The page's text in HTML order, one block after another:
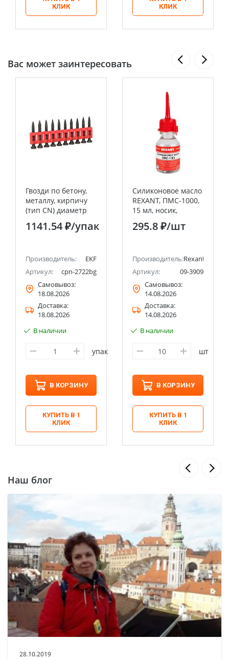
КЛИК
КЛИК
Вас может заинтересовать
Гвозди по бетону,
металлу, кирпичу
(тип CN) диаметр
2.7 мм длина 22 мм
(1000 шт.)
1141.54 ₽/упак
Производитель:
EKF
Артикул:
cpn-2722bg
Самовывоз:
18.08.2026
Доставка:
18.08.2026
В наличии
упак
В КОРЗИНУ
КУПИТЬ В 1
КЛИК
Силиконовое масло
REXANT, ПМС-1000,
15 мл, носик,
(Полиметилсилоксан)
295.8 ₽/шт
Производитель:Rexant
Артикул:
09-3909
Самовывоз:
14.08.2026
Доставка:
14.08.2026
В наличии
шт
В КОРЗИНУ
КУПИТЬ В 1
КЛИК
Наш блог
28.10.2019